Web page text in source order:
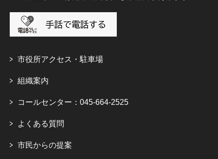
市役所アクセス・駐車場
組織案内
コールセンター：045-664-2525
よくある質問
市民からの提案